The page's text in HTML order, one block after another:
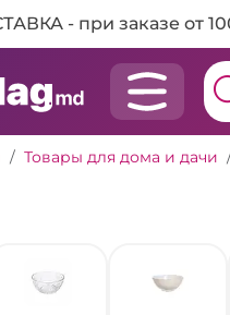
- при заказе от
Товары для дома и дачи